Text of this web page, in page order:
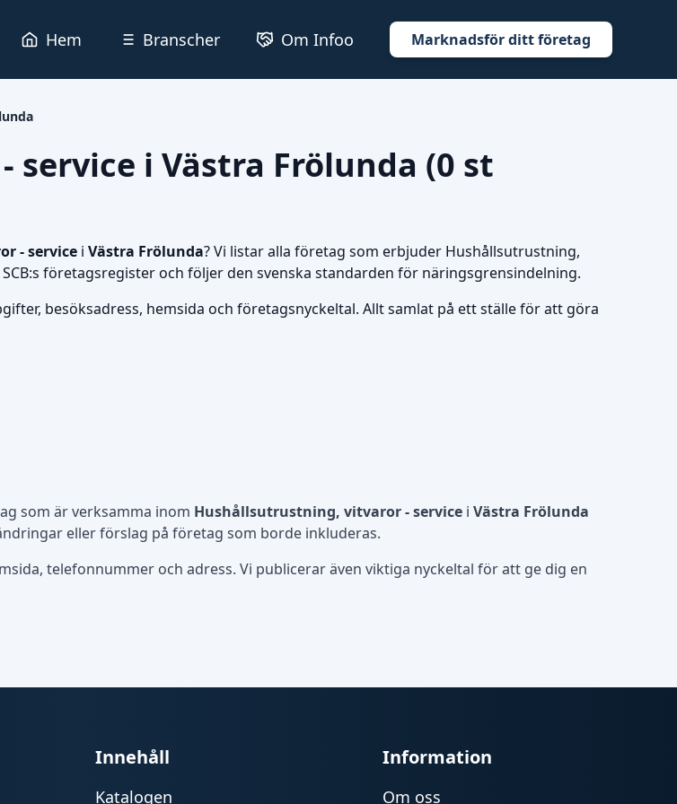
Hem Branscher Om Infoo Marknadsför ditt företag
i Västra Frölunda (0 st
- service i Västra Frölunda? Vi listar alla företag som erbjuder Hushållsutrustning,
företagsregister och följer den svenska standarden för näringsgrensindelning.
besöksadress, hemsida och företagsnyckeltal. Allt samlat på ett ställe för att göra
som är verksamma inom Hushållsutrustning, vitvaror - service i Västra Frölunda
eller förslag på företag som borde inkluderas.
telefonnummer och adress. Vi publicerar även viktiga nyckeltal för att ge dig en
Innehåll
Katalogen
Information
Om oss